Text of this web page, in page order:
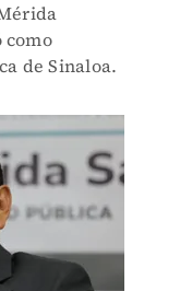
como
de Sinaloa.